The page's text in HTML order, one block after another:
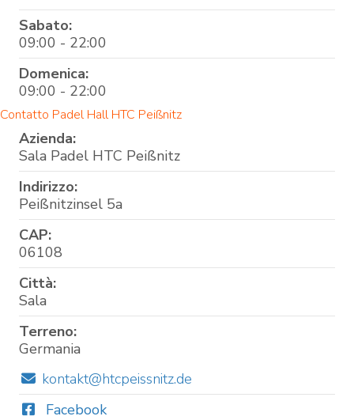
Sabato:
09:00 - 22:00
Domenica:
09:00 - 22:00
Contatto Padel Hall HTC Peißnitz
Azienda:
Sala Padel HTC Peißnitz
Indirizzo:
Peißnitzinsel 5a
CAP:
06108
Città:
Sala
Terreno:
Germania
kontakt@htcpeissnitz.de
Facebook